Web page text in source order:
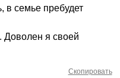
в семье пребудет
Доволен я своей
Скопировать